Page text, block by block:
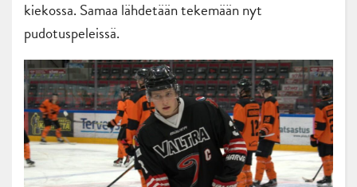
kiekossa. Samaa lähdetään tekemään nyt
pudotuspeleissä.